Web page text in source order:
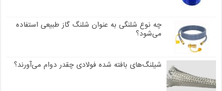
چه نوع شلنگی به عنوان شلنگ گاز طبیعی استفاده
می‌شود؟
شیلنگ‌های بافته شده فولادی چقدر دوام می‌آورند؟